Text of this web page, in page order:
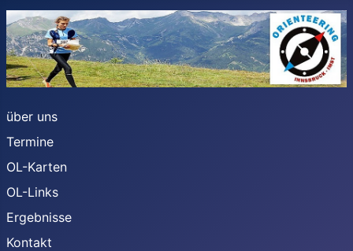
über uns
Termine
OL-Karten
OL-Links
Ergebnisse
Kontakt